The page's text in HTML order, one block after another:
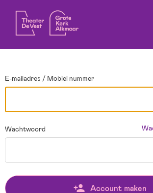
E-mailadres / Mobiel nummer
Wachtwoord
Account maken